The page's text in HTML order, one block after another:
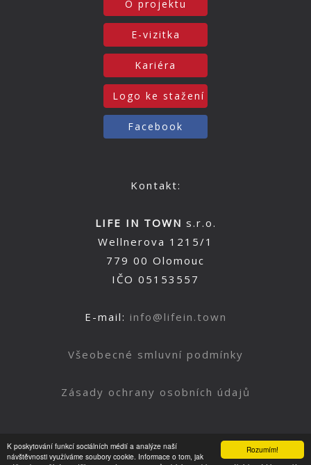
Rozumím!
K poskytování funkcí sociálních médií a analýze naší
návštěvnosti využíváme soubory cookie. Informace o tom, jak
O projektu
E-vizitka
Kariéra
Logo ke stažení
Facebook
Kontakt:
LIFE IN TOWN s.r.o.
Wellnerova 1215/1
779 00 Olomouc
IČO 05153557
E-mail: info@lifein.town
Všeobecné smluvní podmínky
Zásady ochrany osobních údajů
Nahoru